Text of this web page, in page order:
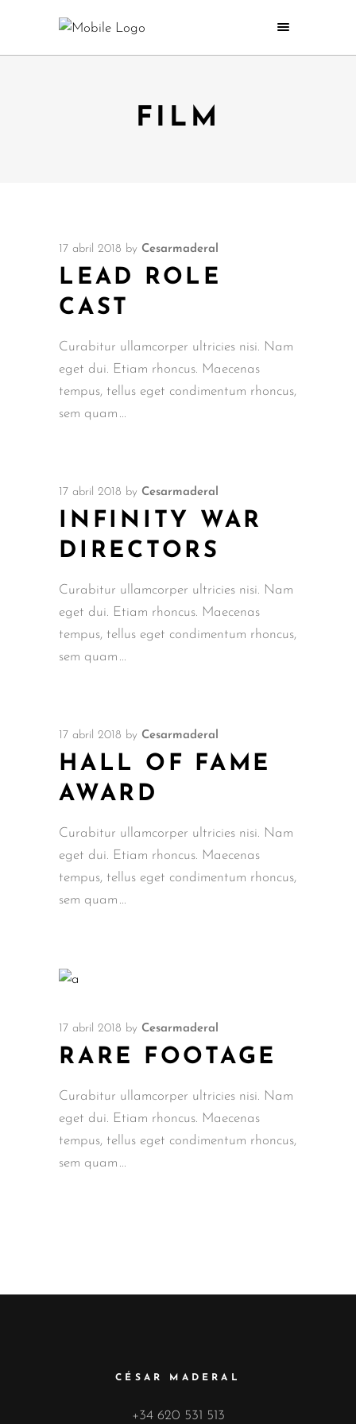
FILM
17 abril 2018 by Cesarmaderal
LEAD ROLE
CAST
Curabitur ullamcorper ultricies nisi. Nam
eget dui. Etiam rhoncus. Maecenas
tempus, tellus eget condimentum rhoncus,
sem quam
17 abril 2018 by Cesarmaderal
INFINITY WAR
DIRECTORS
Curabitur ullamcorper ultricies nisi. Nam
eget dui. Etiam rhoncus. Maecenas
tempus, tellus eget condimentum rhoncus,
sem quam
17 abril 2018 by Cesarmaderal
HALL OF FAME
AWARD
Curabitur ullamcorper ultricies nisi. Nam
eget dui. Etiam rhoncus. Maecenas
tempus, tellus eget condimentum rhoncus,
sem quam
17 abril 2018 by Cesarmaderal
RARE FOOTAGE
Curabitur ullamcorper ultricies nisi. Nam
eget dui. Etiam rhoncus. Maecenas
tempus, tellus eget condimentum rhoncus,
sem quam
CÉSAR MADERAL
+34 620 531 513